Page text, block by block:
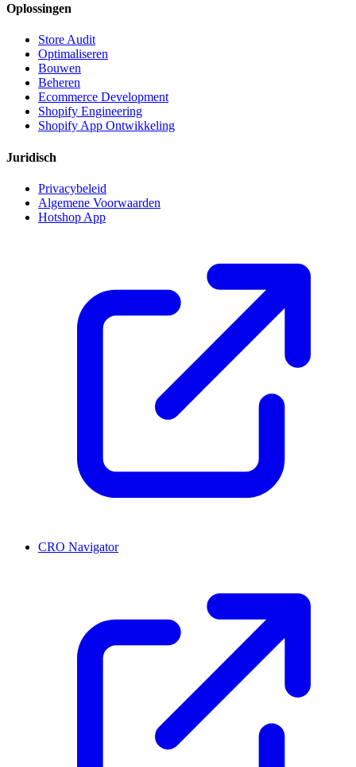
Oplossingen
Store Audit
Optimaliseren
Bouwen
Beheren
Ecommerce Development
Shopify Engineering
Shopify App Ontwikkeling
Juridisch
Privacybeleid
Algemene Voorwaarden
Hotshop App
CRO Navigator